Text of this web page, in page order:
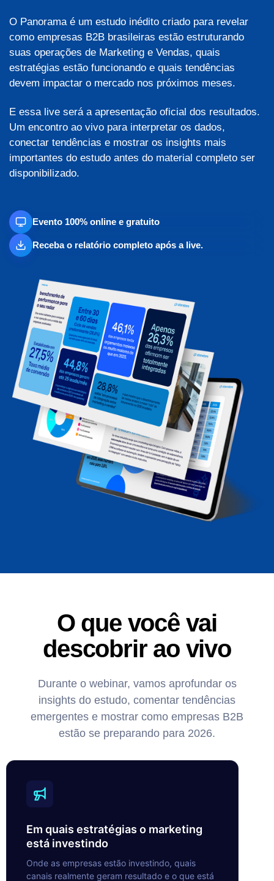
O Panorama é um estudo inédito criado para revelar
como empresas B2B brasileiras estão estruturando
suas operações de Marketing e Vendas, quais
estratégias estão funcionando e quais tendências
devem impactar o mercado nos próximos meses.
E essa live será a apresentação oficial dos resultados.
Um encontro ao vivo para interpretar os dados,
conectar tendências e mostrar os insights mais
importantes do estudo antes do material completo ser
disponibilizado.
Evento 100% online e gratuito
Receba o relatório completo após a live.
O que você vai
descobrir ao vivo
Durante o webinar, vamos aprofundar os
insights do estudo, comentar tendências
emergentes e mostrar como empresas B2B
estão se preparando para 2026.
Em quais estratégias o marketing
está investindo
Onde as empresas estão investindo, quais
canais realmente geram resultado e o que está